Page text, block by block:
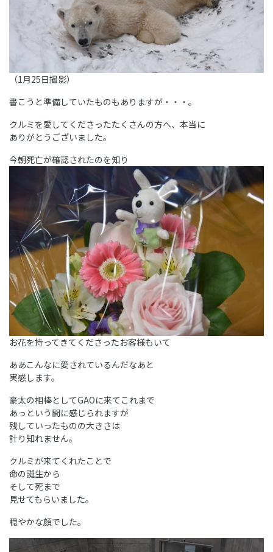
（1月25日撮影）
書こうと準備していたものもありますが・・・。
クルミを愛してくださったたくさんの方へ、本当に
ありがとうございました。
今朝死亡が確認されたのを知り
お花を持ってきてくださったお客様もいて
ああこんなに愛されているんだなあと
実感します。
豪太の相棒としてGAOに来てこれまで
あっという間に感じられますが
残していったものの大きさは
計り知れません。
クルミが来てくれたことで
命の誕生から
そして死まで
見せてもらいました。
穏やかな顔でした。